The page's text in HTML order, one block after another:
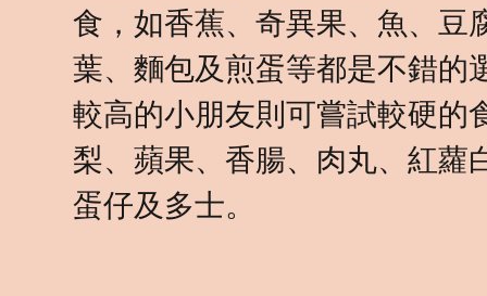
食，如香蕉、奇異果、魚、豆
葉、麵包及煎蛋等都是不錯的
較高的小朋友則可嘗試較硬的
梨、蘋果、香腸、肉丸、紅蘿
蛋仔及多士。